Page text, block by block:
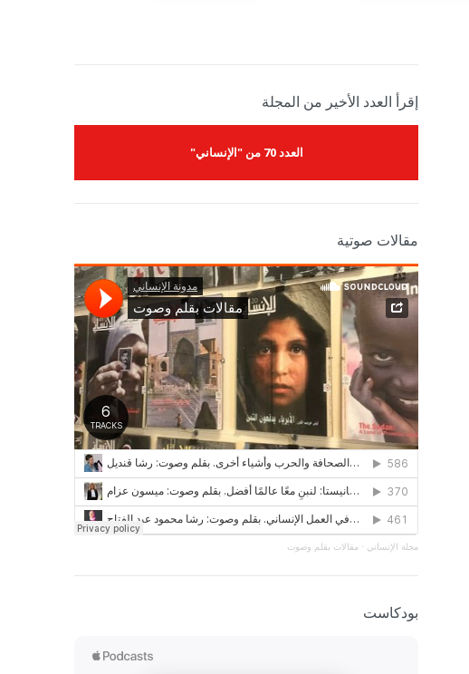
إقرأ العدد الأخير من المجلة
العدد 70 من "الإنساني"
مقالات صوتية
مجلة الإنساني · مقالات بقلم وصوت
بودكاست